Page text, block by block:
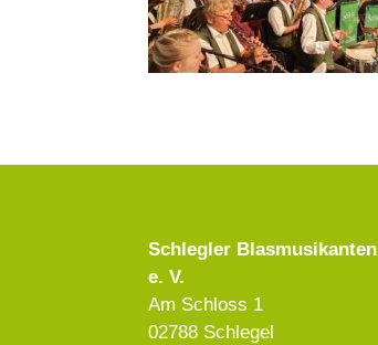
Schlegler Blasmusikanten
e. V.
Am Schloss 1
02788 Schlegel